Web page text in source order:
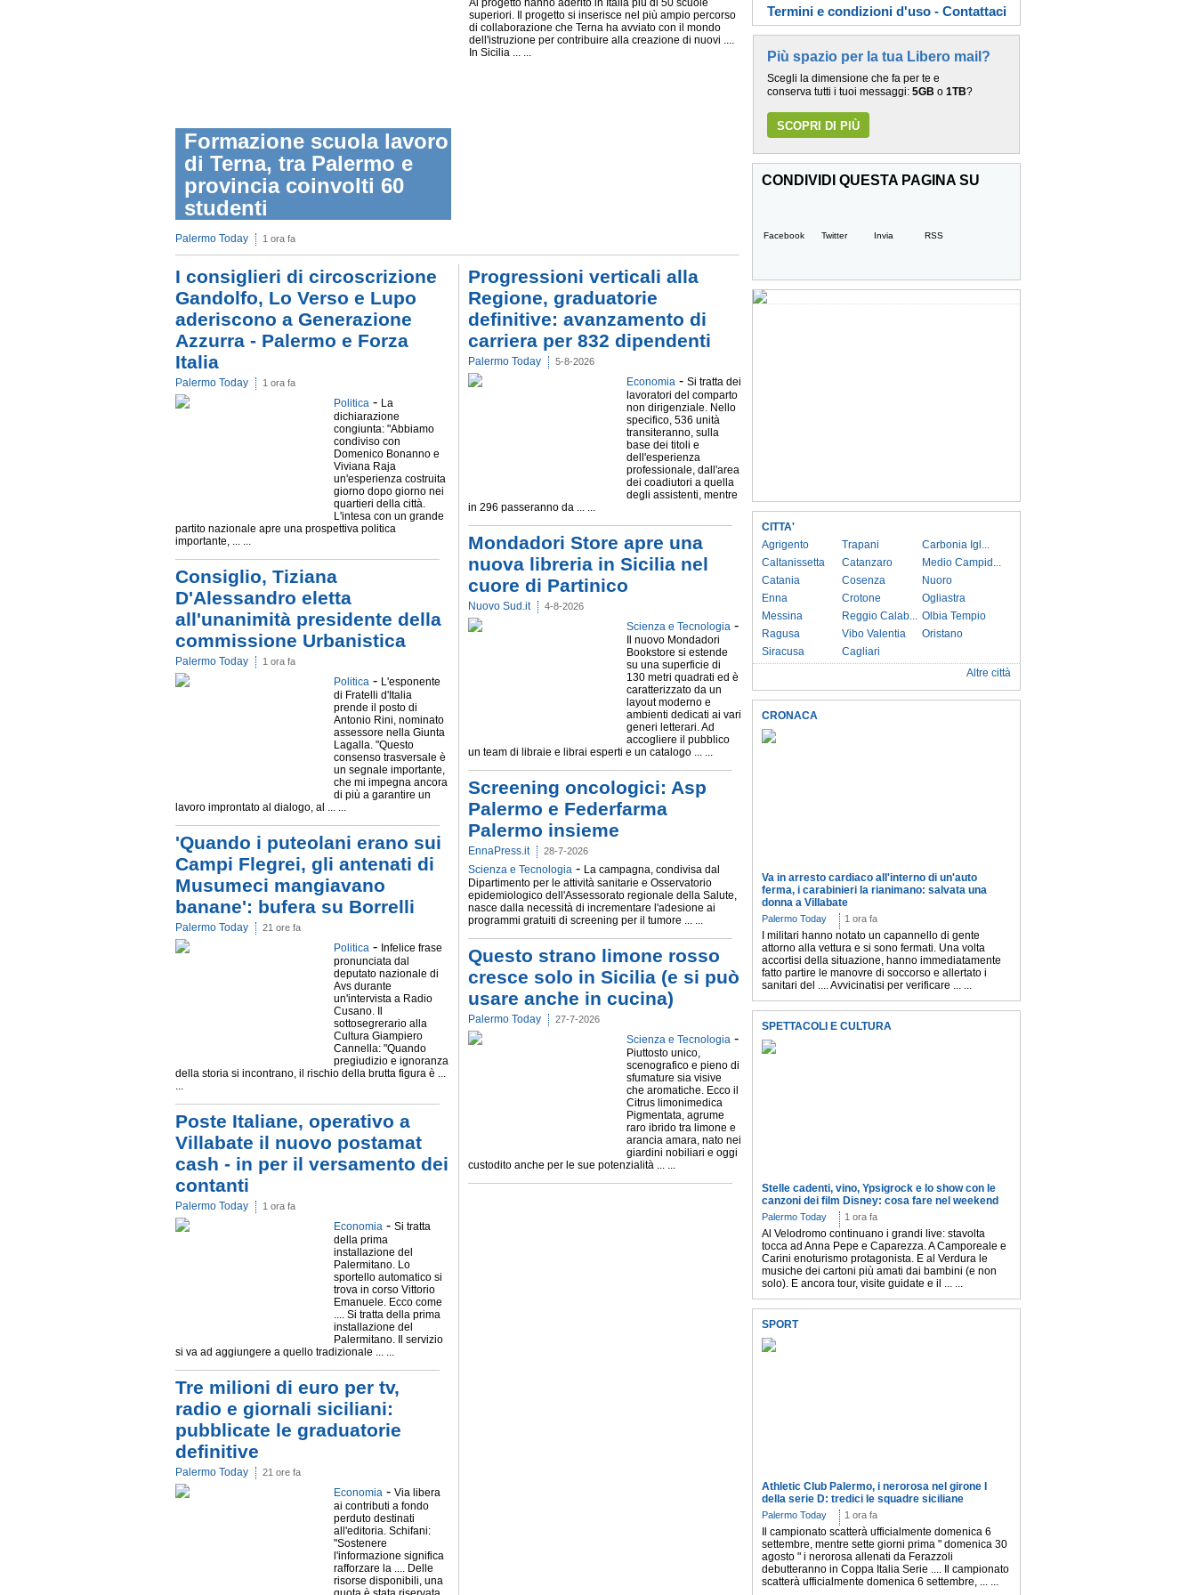
Formazione scuola lavoro
di Terna, tra Palermo e
provincia coinvolti 60
studenti
Palermo Today 1 ora fa
Al progetto hanno aderito in Italia più di 50 scuole
superiori. Il progetto si inserisce nel più ampio percorso
di collaborazione che Terna ha avviato con il mondo
dell'istruzione per contribuire alla creazione di nuovi ....
In Sicilia ... ...
I consiglieri di circoscrizione
Gandolfo, Lo Verso e Lupo
aderiscono a Generazione
Azzurra - Palermo e Forza
Italia
Palermo Today 1 ora fa
Politica - La
dichiarazione
congiunta: "Abbiamo
condiviso con
Domenico Bonanno e
Viviana Raja
un'esperienza costruita
giorno dopo giorno nei
quartieri della città.
L'intesa con un grande
partito nazionale apre una prospettiva politica
importante, ... ...
Consiglio, Tiziana
D'Alessandro eletta
all'unanimità presidente della
commissione Urbanistica
Palermo Today 1 ora fa
Politica - L'esponente
di Fratelli d'Italia
prende il posto di
Antonio Rini, nominato
assessore nella Giunta
Lagalla. "Questo
consenso trasversale è
un segnale importante,
che mi impegna ancora
di più a garantire un
lavoro improntato al dialogo, al ... ...
'Quando i puteolani erano sui
Campi Flegrei, gli antenati di
Musumeci mangiavano
banane': bufera su Borrelli
Palermo Today 21 ore fa
Politica - Infelice frase
pronunciata dal
deputato nazionale di
Avs durante
un'intervista a Radio
Cusano. Il
sottosegrerario alla
Cultura Giampiero
Cannella: "Quando
pregiudizio e ignoranza
della storia si incontrano, il rischio della brutta figura è ...
...
Poste Italiane, operativo a
Villabate il nuovo postamat
cash - in per il versamento dei
contanti
Palermo Today 1 ora fa
Economia - Si tratta
della prima
installazione del
Palermitano. Lo
sportello automatico si
trova in corso Vittorio
Emanuele. Ecco come
.... Si tratta della prima
installazione del
Palermitano. Il servizio
si va ad aggiungere a quello tradizionale ... ...
Tre milioni di euro per tv,
radio e giornali siciliani:
pubblicate le graduatorie
definitive
Palermo Today 21 ore fa
Economia - Via libera
ai contributi a fondo
perduto destinati
all'editoria. Schifani:
"Sostenere
l'informazione significa
rafforzare la .... Delle
risorse disponibili, una
Progressioni verticali alla
Regione, graduatorie
definitive: avanzamento di
carriera per 832 dipendenti
Palermo Today 5-8-2026
Economia - Si tratta dei
lavoratori del comparto
non dirigenziale. Nello
specifico, 536 unità
transiteranno, sulla
base dei titoli e
dell'esperienza
professionale, dall'area
dei coadiutori a quella
degli assistenti, mentre
in 296 passeranno da ... ...
Mondadori Store apre una
nuova libreria in Sicilia nel
cuore di Partinico
Nuovo Sud.it 4-8-2026
Scienza e Tecnologia -
Il nuovo Mondadori
Bookstore si estende
su una superficie di
130 metri quadrati ed è
caratterizzato da un
layout moderno e
ambienti dedicati ai vari
generi letterari. Ad
accogliere il pubblico
un team di libraie e librai esperti e un catalogo ... ...
Screening oncologici: Asp
Palermo e Federfarma
Palermo insieme
EnnaPress.it 28-7-2026
Scienza e Tecnologia - La campagna, condivisa dal
Dipartimento per le attività sanitarie e Osservatorio
epidemiologico dell'Assessorato regionale della Salute,
nasce dalla necessità di incrementare l'adesione ai
programmi gratuiti di screening per il tumore ... ...
Questo strano limone rosso
cresce solo in Sicilia (e si può
usare anche in cucina)
Palermo Today 27-7-2026
Scienza e Tecnologia -
Piuttosto unico,
scenografico e pieno di
sfumature sia visive
che aromatiche. Ecco il
Citrus limonimedica
Pigmentata, agrume
raro ibrido tra limone e
arancia amara, nato nei
giardini nobiliari e oggi
custodito anche per le sue potenzialità ... ...
Termini e condizioni d'uso - Contattaci
Più spazio per la tua Libero mail?
Scegli la dimensione che fa per te e
conserva tutti i tuoi messaggi: 5GB o 1TB?
SCOPRI DI PIÙ
CONDIVIDI QUESTA PAGINA SU
Facebook Twitter Invia RSS
CITTA'
Agrigento
Caltanissetta
Catania
Enna
Messina
Ragusa
Siracusa
Trapani
Catanzaro
Cosenza
Crotone
Reggio Calab...
Vibo Valentia
Cagliari
Carbonia Igl...
Medio Campid...
Nuoro
Ogliastra
Olbia Tempio
Oristano
Altre città
CRONACA
Va in arresto cardiaco all'interno di un'auto
ferma, i carabinieri la rianimano: salvata una
donna a Villabate
Palermo Today 1 ora fa
I militari hanno notato un capannello di gente
attorno alla vettura e si sono fermati. Una volta
accortisi della situazione, hanno immediatamente
fatto partire le manovre di soccorso e allertato i
sanitari del .... Avvicinatisi per verificare ... ...
SPETTACOLI E CULTURA
Stelle cadenti, vino, Ypsigrock e lo show con le
canzoni dei film Disney: cosa fare nel weekend
Palermo Today 1 ora fa
Al Velodromo continuano i grandi live: stavolta
tocca ad Anna Pepe e Caparezza. A Camporeale e
Carini enoturismo protagonista. E al Verdura le
musiche dei cartoni più amati dai bambini (e non
solo). E ancora tour, visite guidate e il ... ...
SPORT
Athletic Club Palermo, i nerorosa nel girone I
della serie D: tredici le squadre siciliane
Palermo Today 1 ora fa
Il campionato scatterà ufficialmente domenica 6
settembre, mentre sette giorni prima " domenica 30
agosto " i nerorosa allenati da Ferazzoli
debutteranno in Coppa Italia Serie .... Il campionato
scatterà ufficialmente domenica 6 settembre, ... ...